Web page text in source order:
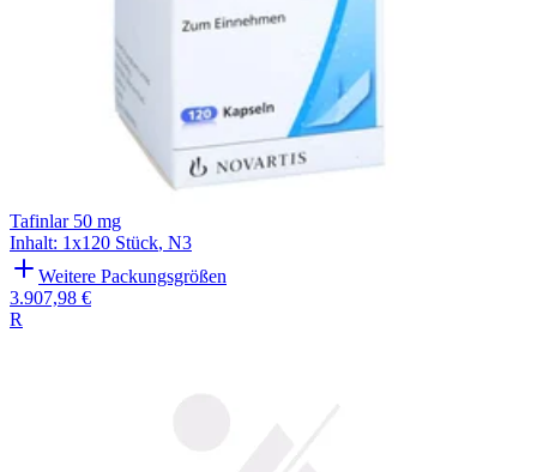
Tafinlar 50 mg
Inhalt: 1x120 Stück, N3
Weitere Packungsgrößen
3.907,98 €
R